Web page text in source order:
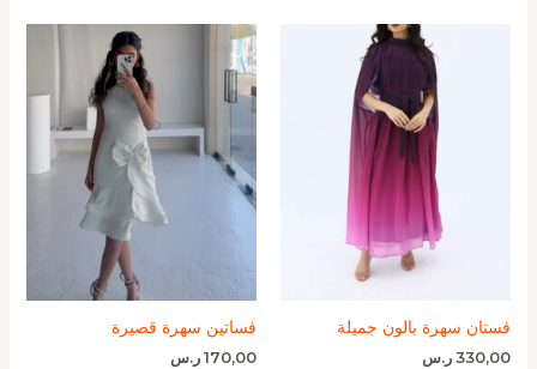
فستان سهرة بالون جميلة
330,00 ر.س
فساتين سهرة قصيرة
170,00 ر.س